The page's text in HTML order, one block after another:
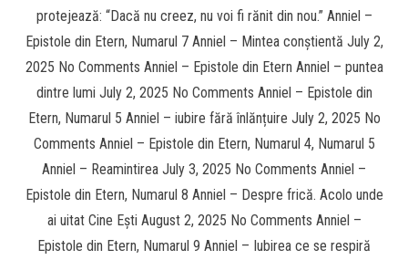
protejează: “Dacă nu creez, nu voi fi rănit din nou.” Anniel –
Epistole din Etern, Numarul 7 Anniel – Mintea conștientă July 2,
2025 No Comments Anniel – Epistole din Etern Anniel – puntea
dintre lumi July 2, 2025 No Comments Anniel – Epistole din
Etern, Numarul 5 Anniel – iubire fără înlănțuire July 2, 2025 No
Comments Anniel – Epistole din Etern, Numarul 4, Numarul 5
Anniel – Reamintirea July 3, 2025 No Comments Anniel –
Epistole din Etern, Numarul 8 Anniel – Despre frică. Acolo unde
ai uitat Cine Ești August 2, 2025 No Comments Anniel –
Epistole din Etern, Numarul 9 Anniel – Iubirea ce se respiră